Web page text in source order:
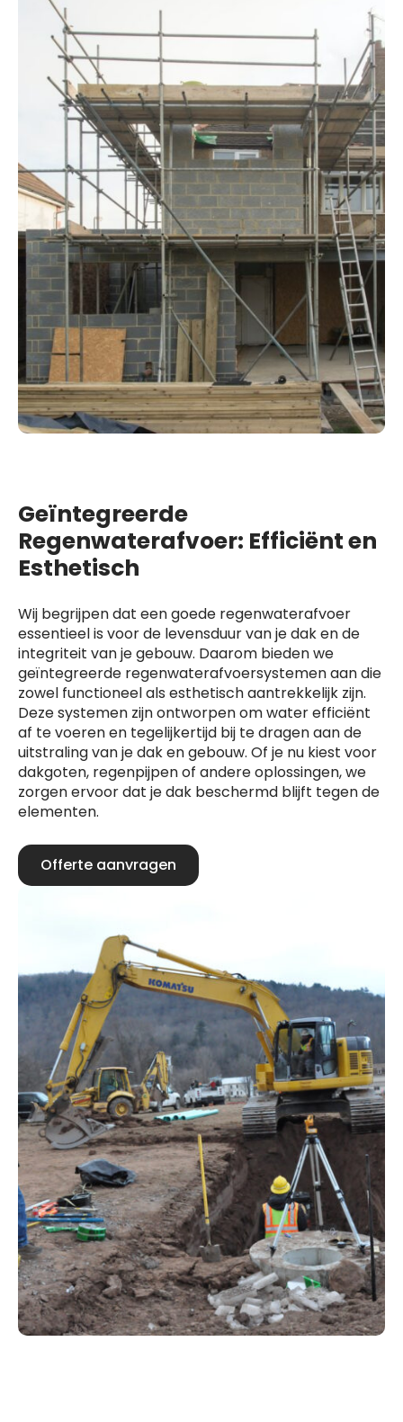
Geïntegreerde
Regenwaterafvoer: Efficiënt en
Esthetisch
Wij begrijpen dat een goede regenwaterafvoer
essentieel is voor de levensduur van je dak en de
integriteit van je gebouw. Daarom bieden we
geïntegreerde regenwaterafvoersystemen aan die
zowel functioneel als esthetisch aantrekkelijk zijn.
Deze systemen zijn ontworpen om water efficiënt
af te voeren en tegelijkertijd bij te dragen aan de
uitstraling van je dak en gebouw. Of je nu kiest voor
dakgoten, regenpijpen of andere oplossingen, we
zorgen ervoor dat je dak beschermd blijft tegen de
elementen.
Offerte aanvragen